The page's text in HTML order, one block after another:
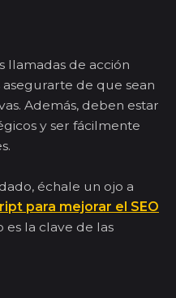
llamadas de acción
de que sean
Además, deben estar
y ser fácilmente
échale un ojo a
para mejorar el SEO
es la clave de las